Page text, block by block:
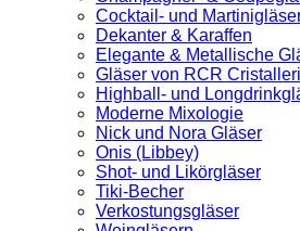
Cocktail- und
Dekanter & Karaffen
Elegante & Metallische
Gläser von RCR
Highball- und
Moderne Mixologie
Nick und Nora Gläser
Onis (Libbey)
Shot- und Likörgläser
Tiki-Becher
Verkostungsgläser